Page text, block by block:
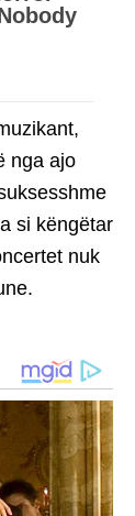
nga ajo
si këngëtar
nuk